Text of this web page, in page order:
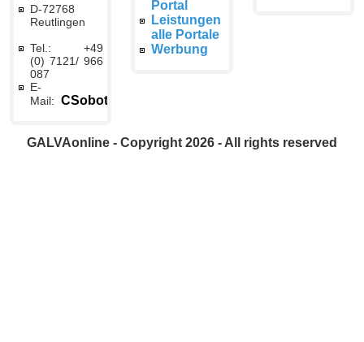
D-72768
Reutlingen
Tel.: +49
(0) 7121/ 966
087
E-
Mail: CSobottka@galvaonline.de
Portal
Leistungen
alle Portale
Werbung
GALVAonline - Copyright 2026 - All rights reserved